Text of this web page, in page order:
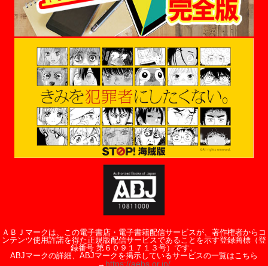
ＡＢＪマークは、この電子書店・電子書籍配信サービスが、著作権者からコ
ンテンツ使用許諾を得た正規版配信サービスであることを示す登録商標（登
録番号 第６０９１７１３号）です。
ABJマークの詳細、ABJマークを掲示しているサービスの一覧はこちら
→ https://aebs.or.jp/